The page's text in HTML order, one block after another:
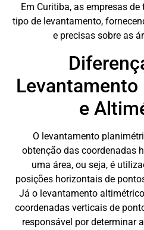
Em Curitiba, as empresas
tipo de levantamento,
e precisas sobre as
e
O levantamento
obtenção das coordenadas
uma área, ou seja, é
posições horizontais de
Já o levantamento
coordenadas verticais de
responsável por determinar